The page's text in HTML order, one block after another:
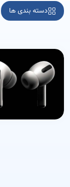
دسته بندی ها